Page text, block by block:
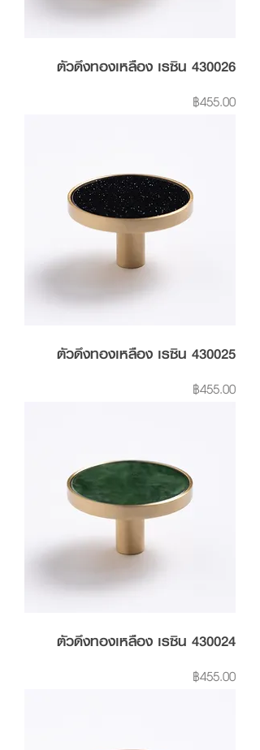
ตัวดึงทองเหลือง เรซิน 430026
Price
฿455.00
ตัวดึงทองเหลือง เรซิน 430025
Price
฿455.00
ตัวดึงทองเหลือง เรซิน 430024
Price
฿455.00